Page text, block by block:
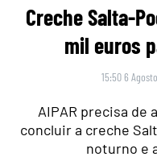
Creche Salta-
mil euros
15:50 6
AIPAR precisa de
concluir a creche
noturno e